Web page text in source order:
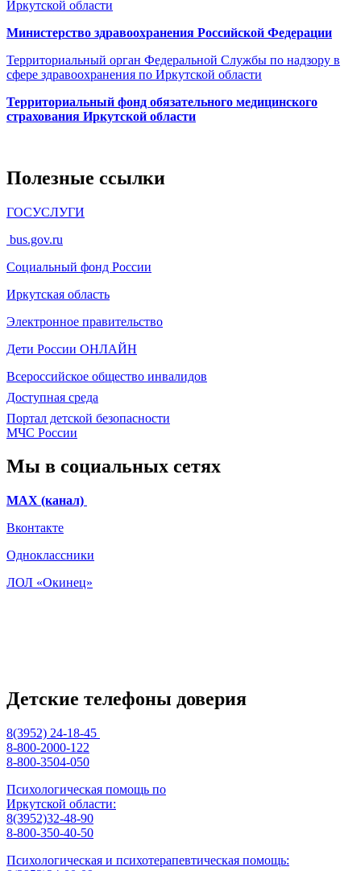
Иркутской области
Министерство здравоохранения Росcийской Федерации
Территориальный орган Федеральной Службы по надзору в
сфере здравоохранения по Иркутской области
Территориальный фонд обязательного медицинского
страхования Иркутской области
Полезные ссылки
ГОСУСЛУГИ
bus.gov.ru
Социальный фонд России
Иркутская область
Электронное правительство
Дети России ОНЛАЙН
Всероссийское общество инвалидов
Доступная среда
Портал детской безопасности
МЧС России
Мы в социальных сетях
МАХ (канал)
Вконтакте
Одноклассники
ЛОЛ «Окинец»
Детские телефоны доверия
8(3952) 24-18-45
8-800-2000-122
8-800-3504-050
Психологическая помощь по
Иркутской области:
8(3952)32-48-90
8-800-350-40-50
Психологическая и психотерапевтическая помощь: